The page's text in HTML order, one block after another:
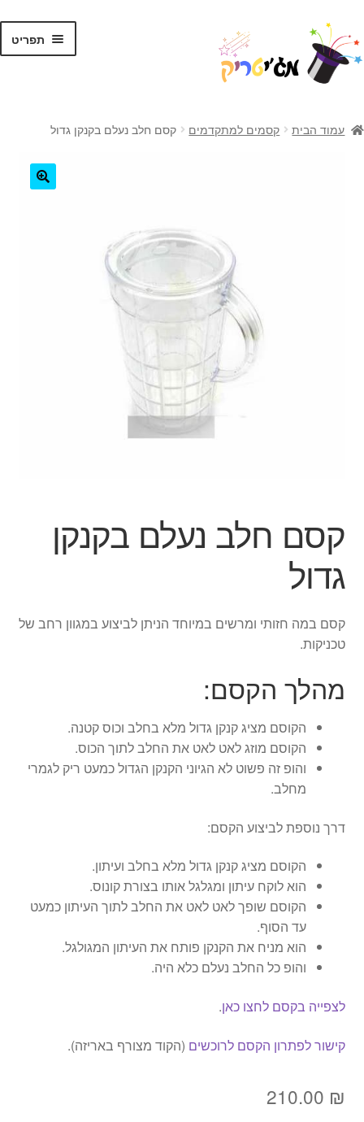
דלג
לניווט
לדלג
לתוכן
תפריט
עמוד הבית קסמים למתקדמים קסם חלב נעלם בקנקן גדול
קסם חלב נעלם בקנקן
גדול
קסם במה חזותי ומרשים במיוחד הניתן לביצוע במגוון רחב של
טכניקות.
מהלך הקסם:
הקוסם מציג קנקן גדול מלא בחלב וכוס קטנה.
הקוסם מוזג לאט לאט את החלב לתוך הכוס.
והופ זה פשוט לא הגיוני הקנקן הגדול כמעט ריק לגמרי
מחלב.
דרך נוספת לביצוע הקסם:
הקוסם מציג קנקן גדול מלא בחלב ועיתון.
הוא לוקח עיתון ומגלגל אותו בצורת קונוס.
הקוסם שופך לאט לאט את החלב לתוך העיתון כמעט
עד הסוף.
הוא מניח את הקנקן פותח את העיתון המגולגל.
והופ כל החלב נעלם כלא היה.
לצפייה בקסם לחצו כאן.
קישור לפתרון הקסם לרוכשים (הקוד מצורף באריזה).
210.00 ₪